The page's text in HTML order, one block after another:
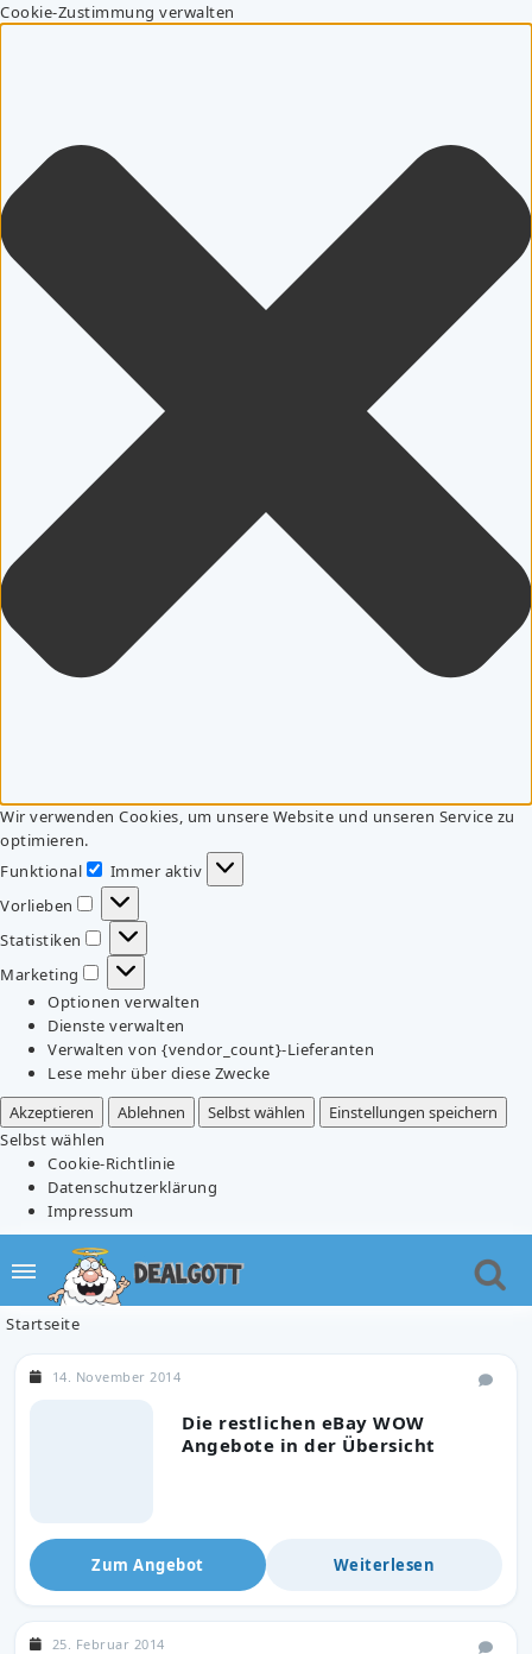
Cookie-Zustimmung verwalten
Wir verwenden Cookies, um unsere Website und unseren Service zu
optimieren.
Funktional
Funktional
Immer aktiv
Vorlieben
Vorlieben
Statistiken
Statistiken
Marketing
Marketing
Optionen verwalten
Dienste verwalten
Verwalten von {vendor_count}-Lieferanten
Lese mehr über diese Zwecke
Akzeptieren
Ablehnen Selbst wählen
Einstellungen speichern
Selbst wählen
Cookie-Richtlinie
Datenschutzerklärung
Impressum
Startseite
Die restlichen eBay WOW
Angebote in der Übersicht
14. November 2014
Zum Angebot Weiterlesen
25. Februar 2014